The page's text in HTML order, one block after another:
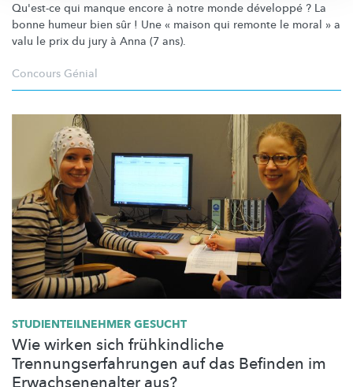
Qu'est-ce qui manque encore à notre monde développé ? La
bonne humeur bien sûr ! Une « maison qui remonte le moral » a
valu le prix du jury à Anna (7 ans).
Concours Génial
STUDIENTEILNEHMER GESUCHT
Wie wirken sich frühkindliche
Trennungserfahrungen auf das Befinden im